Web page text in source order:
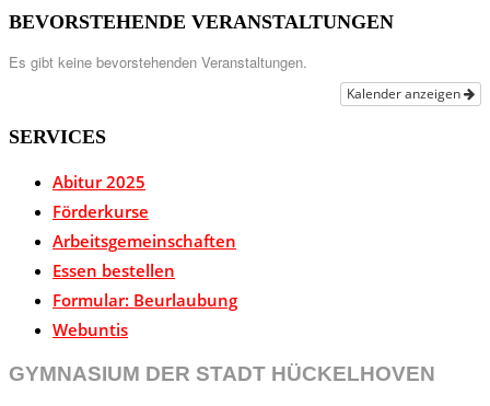
BEVORSTEHENDE VERANSTALTUNGEN
Es gibt keine bevorstehenden Veranstaltungen.
Kalender anzeigen
SERVICES
Abitur 2025
Förderkurse
Arbeitsgemeinschaften
Essen bestellen
Formular: Beurlaubung
Webuntis
GYMNASIUM DER STADT HÜCKELHOVEN